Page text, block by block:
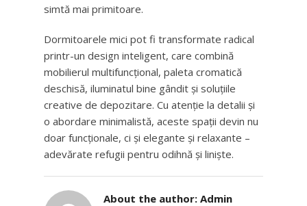
simtă mai primitoare.
Dormitoarele mici pot fi transformate radical
printr-un design inteligent, care combină
mobilierul multifuncțional, paleta cromatică
deschisă, iluminatul bine gândit și soluțiile
creative de depozitare. Cu atenție la detalii și
o abordare minimalistă, aceste spații devin nu
doar funcționale, ci și elegante și relaxante –
adevărate refugii pentru odihnă și liniște.
About the author: Admin